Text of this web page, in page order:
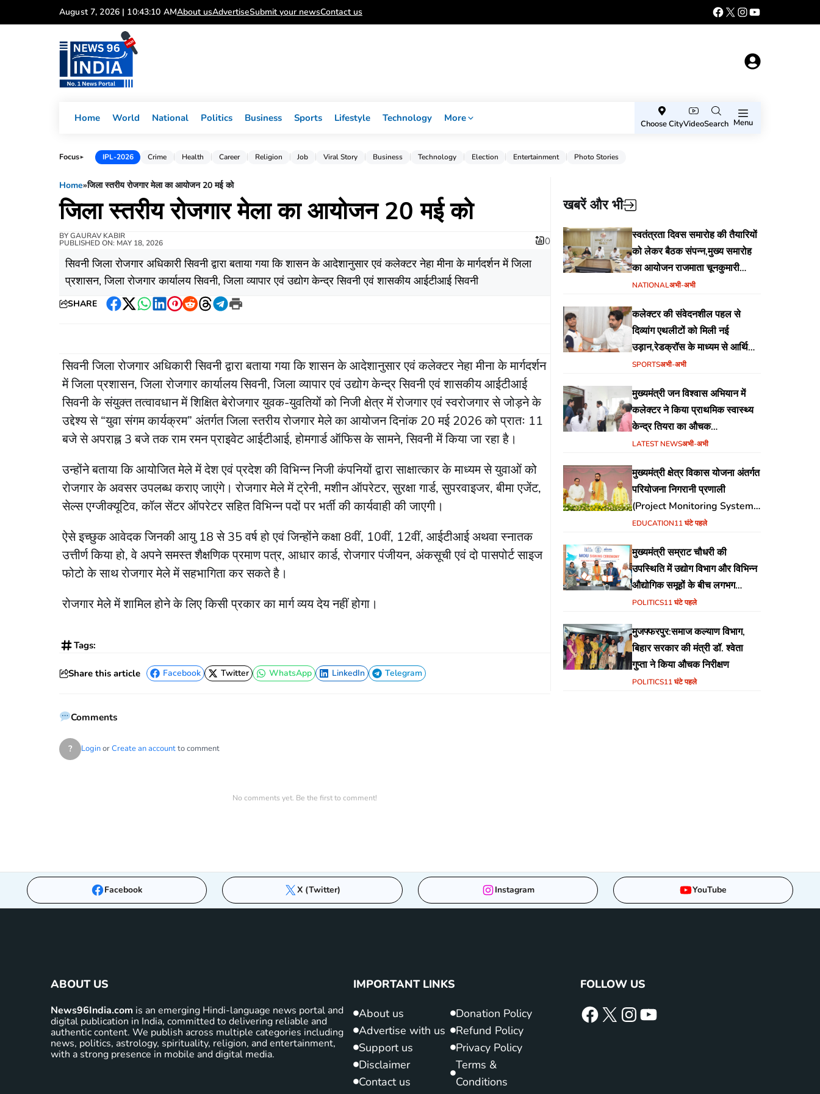
to
August 7, 2026 | 10:43:10 AMAbout usAdvertiseSubmit your newsContact us
Home World National Politics Business Sports Lifestyle Technology More
Choose CityVideoSearch Menu
Focus► IPL-2026 Crime Health Career Religion Job Viral Story Business Technology Election Entertainment Photo Stories
Home»जिला स्तरीय रोजगार मेला का आयोजन 20 मई को
जिला स्तरीय रोजगार मेला का आयोजन 20 मई को
BYGAURAV KABIR
PUBLISHED ON: MAY 18, 2026 0
सिवनी जिला रोजगार अधिकारी सिवनी द्वारा बताया गया कि शासन के आदेशानुसार एवं कलेक्टर नेहा मीना के मार्गदर्शन में जिला
प्रशासन, जिला रोजगार कार्यालय सिवनी, जिला व्यापार एवं उद्योग केन्द्र सिवनी एवं शासकीय आईटीआई सिवनी
SHARE
Facebook
Twitter
WhatsApp
LinkedIn
Pinterest
RedditThreads
Telegram
Print
सिवनी जिला रोजगार अधिकारी सिवनी द्वारा बताया गया कि शासन के आदेशानुसार एवं कलेक्टर नेहा मीना के मार्गदर्शन
में जिला प्रशासन, जिला रोजगार कार्यालय सिवनी, जिला व्यापार एवं उद्योग केन्द्र सिवनी एवं शासकीय आईटीआई
सिवनी के संयुक्त तत्वावधान में शिक्षित बेरोजगार युवक-युवतियों को निजी क्षेत्र में रोजगार एवं स्वरोजगार से जोड़ने के
उद्देश्य से “युवा संगम कार्यक्रम” अंतर्गत जिला स्तरीय रोजगार मेले का आयोजन दिनांक 20 मई 2026 को प्रातः 11
बजे से अपराह्न 3 बजे तक राम रमन प्राइवेट आईटीआई, होमगार्ड ऑफिस के सामने, सिवनी में किया जा रहा है।
उन्‍होंने बताया कि आयोजित मेले में देश एवं प्रदेश की विभिन्न निजी कंपनियों द्वारा साक्षात्कार के माध्यम से युवाओं को
रोजगार के अवसर उपलब्ध कराए जाएंगे। रोजगार मेले में ट्रेनी, मशीन ऑपरेटर, सुरक्षा गार्ड, सुपरवाइजर, बीमा एजेंट,
सेल्स एग्जीक्यूटिव, कॉल सेंटर ऑपरेटर सहित विभिन्न पदों पर भर्ती की कार्यवाही की जाएगी।
ऐसे इच्छुक आवेदक जिनकी आयु 18 से 35 वर्ष हो एवं जिन्होंने कक्षा 8वीं, 10वीं, 12वीं, आईटीआई अथवा स्नातक
उत्तीर्ण किया हो, वे अपने समस्त शैक्षणिक प्रमाण पत्र, आधार कार्ड, रोजगार पंजीयन, अंकसूची एवं दो पासपोर्ट साइज
फोटो के साथ रोजगार मेले में सहभागिता कर सकते है।
रोजगार मेले में शामिल होने के लिए किसी प्रकार का मार्ग व्यय देय नहीं होगा।
Tags:
Share this article
Facebook
Facebook
Twitter
Twitter
WhatsApp
WhatsApp
LinkedIn
LinkedIn
Telegram
Telegram
Comments
? LoginorCreate an accountto comment
No comments yet. Be the first to comment!
खबरें और भी
स्वतंत्रता दिवस समारोह की तैयारियों
को लेकर बैठक संपन्न,मुख्य समारोह
का आयोजन राजमाता चूनकुमारी
स्टेडियम बैढ़न में होगा
NATIONALअभी-अभी
कलेक्टर की संवेदनशील पहल से
दिव्यांग एथलीटों को मिली नई
उड़ान,रेडक्रॉस के माध्यम से आर्थिक
सहायता व खेल सामग्री उपलब्ध,
SPORTSअभी-अभी
मुख्यमंत्री जन विश्वास अभियान में
कलेक्टर ने किया प्राथमिक स्वास्थ्य
केन्द्र तियरा का औचक
निरीक्षण,समयबद्ध एवं गुणवत्तापूर्ण
निर्देश
LATEST NEWSअभी-अभी
मुख्यमंत्री क्षेत्र विकास योजना अंतर्गत
परियोजना निगरानी प्रणाली
(Project Monitoring System)
वेब पोर्टल का शुभारंभ
EDUCATION11 घंटे पहले
मुख्यमंत्री सम्राट चौधरी की
उपस्थिति में उद्योग विभाग और विभिन्न
औद्योगिक समूहों के बीच लगभग
₹51,600 करोड़ के निवेश हेतु
POLITICS11 घंटे पहले
मुजफ्फरपुर:समाज कल्याण विभाग,
बिहार सरकार की मंत्री डॉ. श्वेता
गुप्ता ने किया औचक निरीक्षण
POLITICS11 घंटे पहले
Facebook X (Twitter) Instagram YouTube
ABOUT US
News96India.com is an emerging Hindi-language news portal and
digital publication in India, committed to delivering reliable and
authentic content. We publish across multiple categories including
news, politics, astrology, spirituality, religion, and entertainment,
with a strong presence in mobile and digital media.
IMPORTANT LINKS
About us
Advertise with us
Support us
Disclaimer
Contact us
Donation Policy
Refund Policy
Privacy Policy
Terms &
Conditions
FOLLOW US